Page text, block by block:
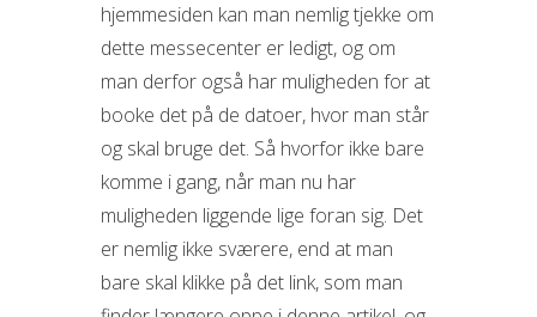
hjemmesiden kan man nemlig tjekke om
dette messecenter er ledigt, og om
man derfor også har muligheden for at
booke det på de datoer, hvor man står
og skal bruge det. Så hvorfor ikke bare
komme i gang, når man nu har
muligheden liggende lige foran sig. Det
er nemlig ikke sværere, end at man
bare skal klikke på det link, som man